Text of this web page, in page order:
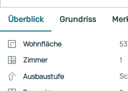
Überblick Grundriss
Wohnfläche
Zimmer
1
Ausbaustufe